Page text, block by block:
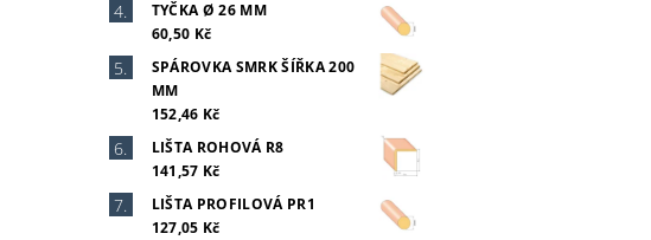
TYČKA Ø 26 MM
60,50 Kč
SPÁROVKA SMRK ŠÍŘKA 200
MM
152,46 Kč
LIŠTA ROHOVÁ R8
141,57 Kč
LIŠTA PROFILOVÁ PR1
127,05 Kč